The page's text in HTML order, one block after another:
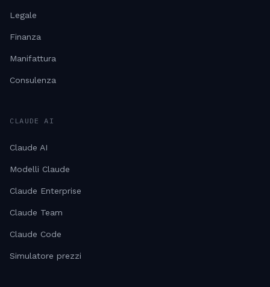
Legale
Finanza
Manifattura
Consulenza
CLAUDE AI
Claude AI
Modelli Claude
Claude Enterprise
Claude Team
Claude Code
Simulatore prezzi